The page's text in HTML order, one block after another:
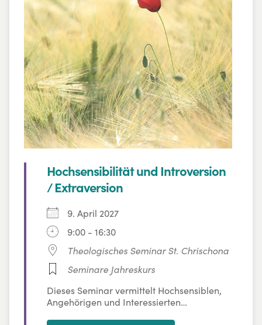
Hochsensibilität und Introversion
/ Extraversion
9. April 2027
9:00 - 16:30
Theologisches Seminar St. Chrischona
Seminare Jahreskurs
Dieses Seminar vermittelt Hochsensiblen,
Angehörigen und Interessierten